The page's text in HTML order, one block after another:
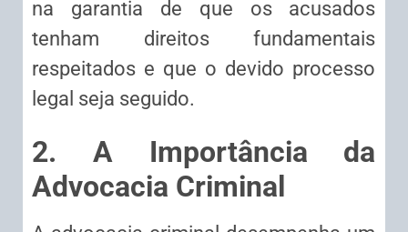
na garantia de que os acusados
tenham direitos fundamentais
respeitados e que o devido processo
legal seja seguido.
2. A Importância da
Advocacia Criminal